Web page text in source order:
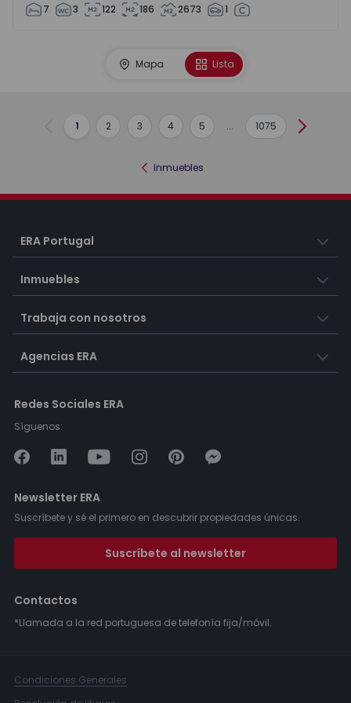
7 3 122 186 2673 1
Mapa Lista
Anterior
1 2 3 4 5 ... 1075
Inmuebles
ERA Portugal
Inmuebles
Trabaja con nosotros
Agencias ERA
Redes Sociales ERA
Síguenos:
Newsletter ERA
Suscríbete y sé el primero en descubrir propiedades únicas.
Suscríbete al newsletter
Contactos
*Llamada a la red portuguesa de telefonía fija/móvil.
Condiciones Generales